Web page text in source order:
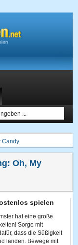
Candy
Oh, My
spielen
hat eine große
Sorge mit
dass die Süßigkeit
landen. Bewege mit